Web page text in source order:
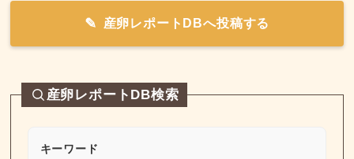
産卵レポートDBへ投稿する
産卵レポートDB検索
キーワード